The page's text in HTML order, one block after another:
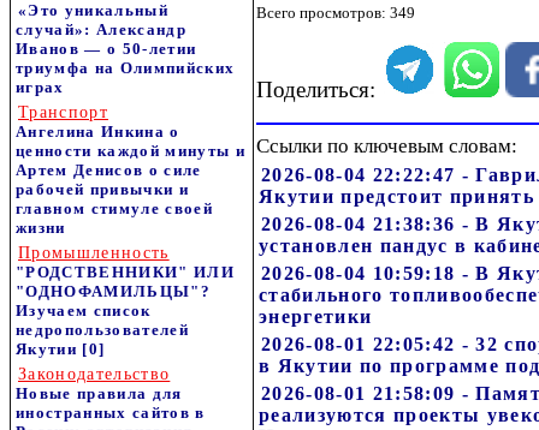
«Это уникальный
случай»: Александр
Иванов — о 50-летии
триумфа на Олимпийских
играх
Транспорт
Ангелина Инкина о
ценности каждой минуты и
Артем Денисов о силе
рабочей привычки и
главном стимуле своей
жизни
Промышленность
"РОДСТВЕННИКИ" ИЛИ
"ОДНОФАМИЛЬЦЫ"?
Изучаем список
недропользователей
Якутии [0]
Законодательство
Новые правила для
иностранных сайтов в
Всего просмотров: 349
Поделиться:
Ссылки по ключевым словам:
2026-08-04 22:22:47 -
Якутии предстоит
2026-08-04 21:38:36 - В
установлен пандус в
2026-08-04 10:59:18 - В
стабильного
энергетики
2026-08-01 22:05:42 - 32
в Якутии по программе
2026-08-01 21:58:09 -
реализуются проекты